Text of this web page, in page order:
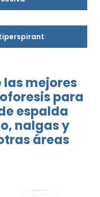
mejores
para
espalda
nalgasy
áreas